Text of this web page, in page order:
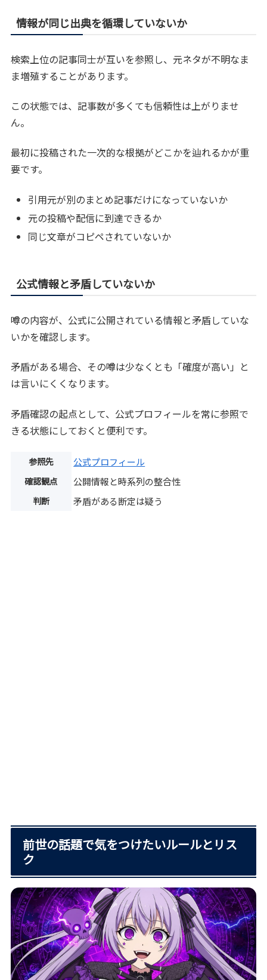
情報が同じ出典を循環していないか
検索上位の記事同士が互いを参照し、元ネタが不明なま
ま増殖することがあります。
この状態では、記事数が多くても信頼性は上がりませ
ん。
最初に投稿された一次的な根拠がどこかを辿れるかが重
要です。
引用元が別のまとめ記事だけになっていないか
元の投稿や配信に到達できるか
同じ文章がコピペされていないか
公式情報と矛盾していないか
噂の内容が、公式に公開されている情報と矛盾していな
いかを確認します。
矛盾がある場合、その噂は少なくとも「確度が高い」と
は言いにくくなります。
矛盾確認の起点として、公式プロフィールを常に参照で
きる状態にしておくと便利です。
参照先 公式プロフィール
確認観点 公開情報と時系列の整合性
判断 矛盾がある断定は疑う
前世の話題で気をつけたいルールとリス
ク